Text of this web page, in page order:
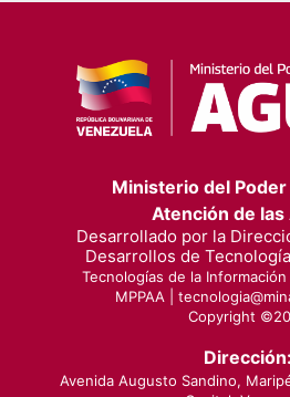
Ministerio del Poder
Atención de las
Desarrollado por la
Desarrollos de
Tecnologías de la
MPPAA |
Copyright ©
Dirección:
Avenida Augusto Sandino,